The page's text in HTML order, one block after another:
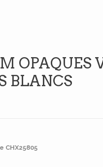
OPAQUES
BLANCS
CHX25805